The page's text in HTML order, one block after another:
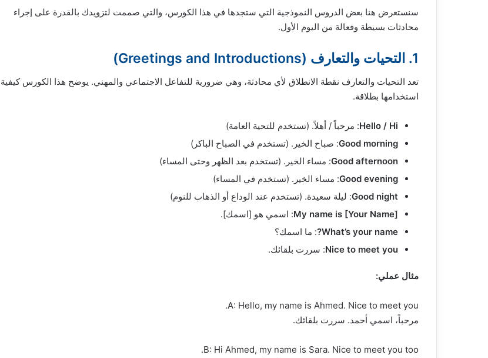
سنستعرض هنا بعض الدروس النموذجية التي ستجدها في هذا الكورس، والتي صممت لتزويدك بالقدرة على إجراء
محادثات بسيطة وفعالة من اليوم الأول.
1. التحيات والتعارف (Greetings and Introductions)
تعد التحيات والتعارف نقطة الانطلاق لأي محادثة، وهي ضرورية للتفاعل الاجتماعي والمهني. يوضح هذا الكورس كيفية
استخدامها بطلاقة.
Hello / Hi: مرحباً / أهلاً. (تستخدم للتحية العامة)
Good morning: صباح الخير. (تستخدم في الصباح الباكر)
Good afternoon: مساء الخير. (تستخدم بعد الظهر وحتى المساء)
Good evening: مساء الخير. (تستخدم في المساء)
Good night: ليلة سعيدة. (تستخدم عند الوداع أو الذهاب للنوم)
My name is [Your Name]: اسمي هو [اسمك].
What’s your name? : ما اسمك؟
Nice to meet you: سررت بلقائك.
مثال عملي:
A: Hello, my name is Ahmed. Nice to meet you.
مرحباً، اسمي أحمد. سررت بلقائك.
B: Hi Ahmed, my name is Sara. Nice to meet you too.